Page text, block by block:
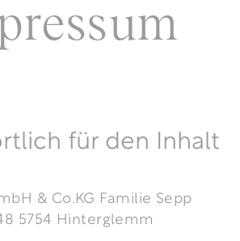
für den Inhalt
& Co.KG Familie Sepp
5754 Hinterglemm